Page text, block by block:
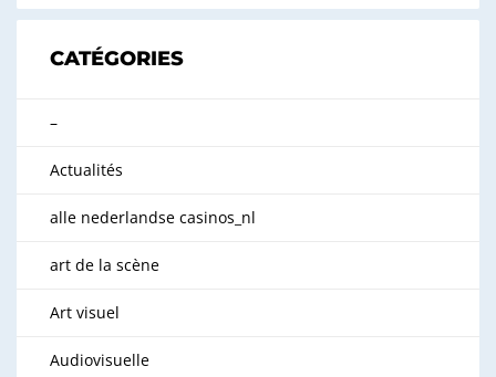
CATÉGORIES
–
Actualités
alle nederlandse casinos_nl
art de la scène
Art visuel
Audiovisuelle